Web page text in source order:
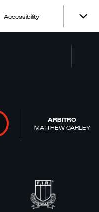
Accessibility
ARBITRO
MATTHEW CARLEY